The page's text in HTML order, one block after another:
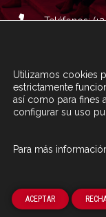
Teléfonos:
Correo :
Utilizamos cookies
estrictamente
así como para fines
configurar su uso
Para más
ACEPTAR